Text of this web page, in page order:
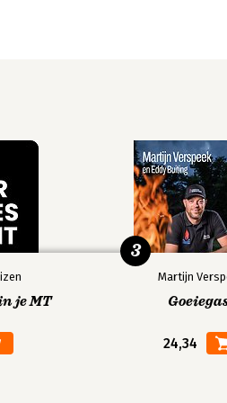
en bĳzondere
je MT
Martijn
24,34
3